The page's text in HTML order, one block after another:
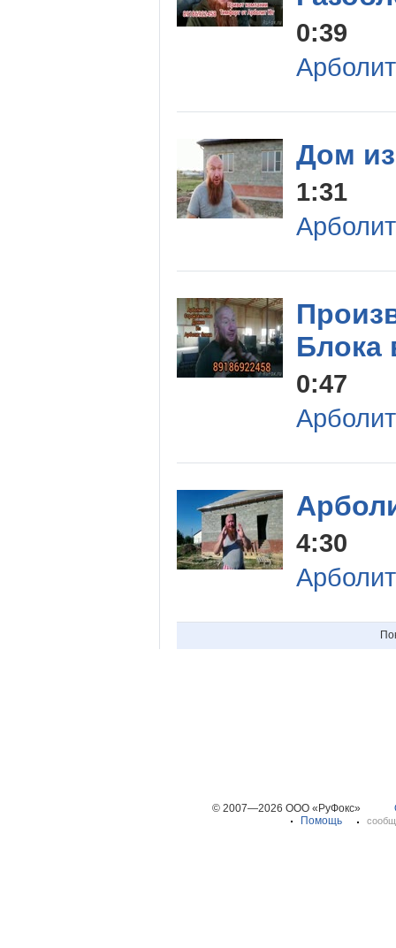
0:39
Дом
1:31
Блока
0:47
4:30
© 2007—2026 ООО «РуФокс»
Помощь